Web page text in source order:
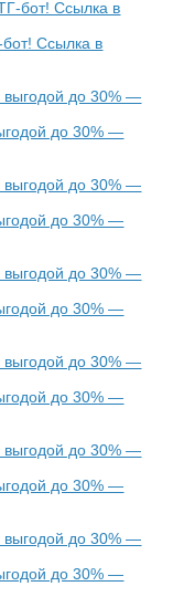
Ссылка в
до 30% —
до 30% —
до 30% —
до 30% —
до 30% —
до 30% —